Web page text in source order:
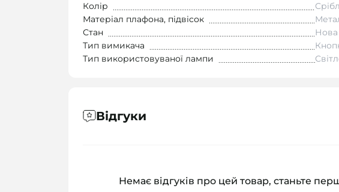
Колір
Матеріал плафона, підвісок
Стан
Нова
Тип вимикача
Тип використовуваної лампи
Відгуки
Немає відгуків про цей товар, станьте